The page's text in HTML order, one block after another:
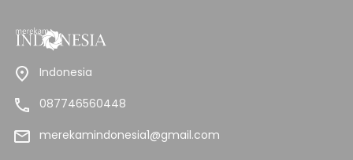
Indonesia
087746560448
merekamindonesia1@gmail.com